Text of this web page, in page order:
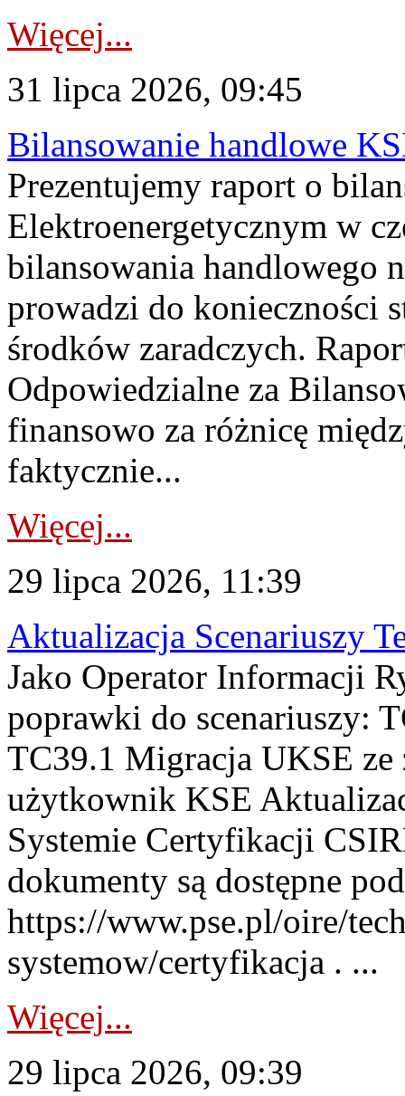
Więcej...
31 lipca 2026, 09:45
Bilansowanie handlowe
Prezentujemy raport o
Elektroenergetycznym w
bilansowania handlowego
prowadzi do konieczności
środków zaradczych.
Odpowiedzialne za
finansowo za różnicę
faktycznie...
Więcej...
29 lipca 2026, 11:39
Aktualizacja Scenariuszy
Jako Operator Informacji
poprawki do scenariuszy:
TC39.1 Migracja UKSE
użytkownik KSE
Systemie Certyfikacji
dokumenty są dostępne
https://www.pse.pl/oire/
systemow/certyfikacja . ...
Więcej...
29 lipca 2026, 09:39